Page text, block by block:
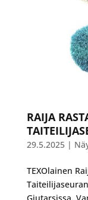
RAIJA
29.5.2025|
TEXOlainen